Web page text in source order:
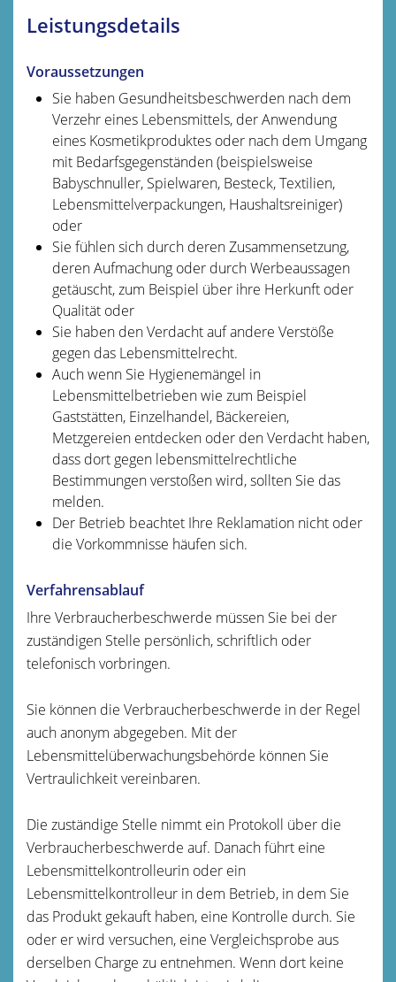
Leistungsdetails
Voraussetzungen
Sie haben Gesundheitsbeschwerden nach dem
Verzehr eines Lebensmittels, der Anwendung
eines Kosmetikproduktes oder nach dem Umgang
mit Bedarfsgegenständen(beispielsweise
Babyschnuller, Spielwaren, Besteck, Textilien,
Lebensmittelverpackungen, Haushaltsreiniger)
oder
Sie fühlen sich durch deren Zusammensetzung,
deren Aufmachung oder durch Werbeaussagen
getäuscht, zum Beispiel über ihre Herkunft oder
Qualitätoder
Sie haben den Verdacht auf andere Verstöße
gegen das Lebensmittelrecht.
Auch wenn Sie Hygienemängel in
Lebensmittelbetrieben wie zum Beispiel
Gaststätten, Einzelhandel, Bäckereien,
Metzgereien entdecken oder den Verdacht haben,
dass dort gegen lebensmittelrechtliche
Bestimmungen verstoßen wird, sollten Sie das
melden.
Der Betrieb beachtet Ihre Reklamation nicht oder
die Vorkommnisse häufen sich.
Verfahrensablauf
Ihre Verbraucherbeschwerde müssen Sie bei der
zuständigen Stelle persönlich, schriftlich oder
telefonisch vorbringen.
Sie können die Verbraucherbeschwerde in der Regel
auch anonym abgegeben. Mit der
Lebensmittelüberwachungsbehörde können Sie
Vertraulichkeit vereinbaren.
Die zuständige Stelle nimmt ein Protokoll über die
Verbraucherbeschwerde auf. Danach führt eine
Lebensmittelkontrolleurin oder ein
Lebensmittelkontrolleur in dem Betrieb, in dem Sie
das Produkt gekauft haben, eine Kontrolle durch. Sie
oder er wird versuchen, eine Vergleichsprobe aus
derselben Charge zu entnehmen. Wenn dort keine